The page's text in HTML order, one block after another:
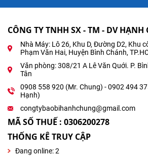
CÔNG TY TNHH SX - TM - DV HẠNH
Nhà Máy: Lô 26, Khu D, Đường D2, Khu
Phạm Văn Hai, Huyện Bình Chánh,
Văn phòng: 308/21 A Lê Văn Quới. P.
Tân
0908 558 920 (Mr. Chung) - 0902 494
Hạnh)
congtybaobihanhchung@gmail.com
MÃ SỐ THUẾ : 0306200278
THỐNG KÊ TRUY CẬP
Đang online:2